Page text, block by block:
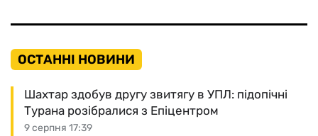
ОСТАННІ НОВИНИ
9 серпня 17:39
Шахтар здобув другу звитягу в УПЛ: підопічні
Турана розібралися з Епіцентром